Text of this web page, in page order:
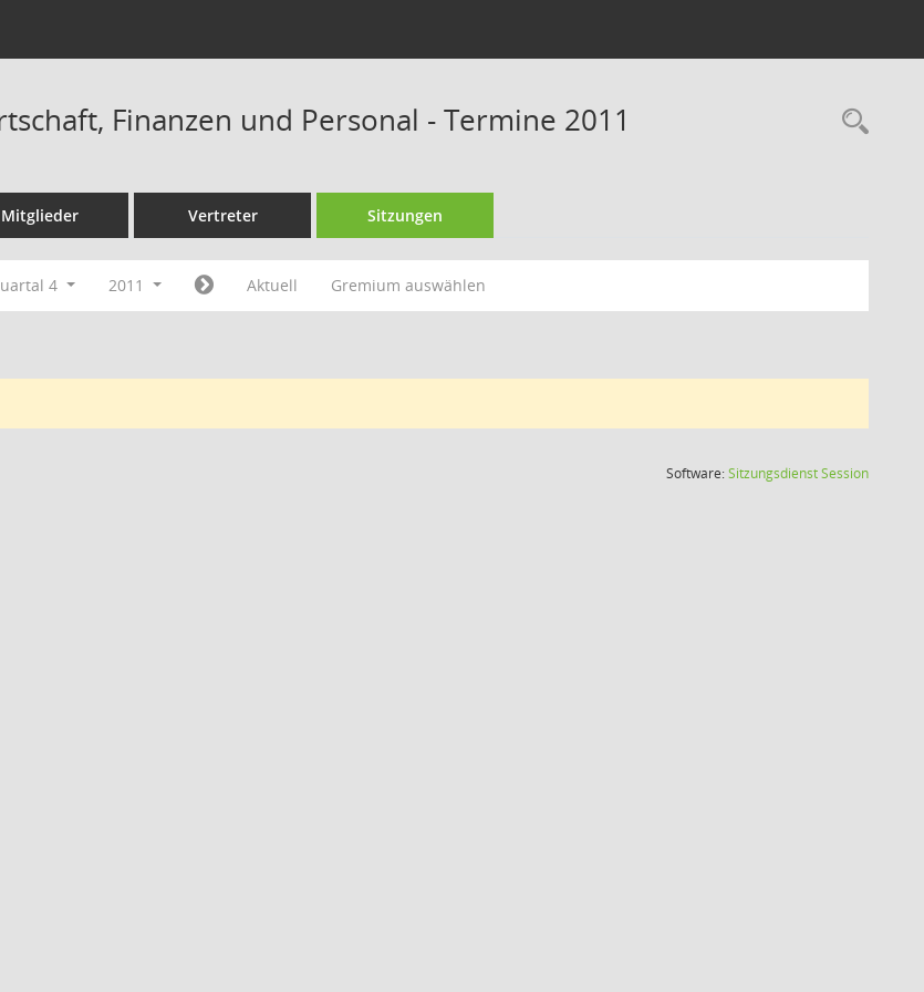
Finanzen und Personal - Termine 2011
Mitglieder Vertreter Sitzungen
4 2011 Aktuell Gremium auswählen
Software:SitzungsdienstSession(Wird in